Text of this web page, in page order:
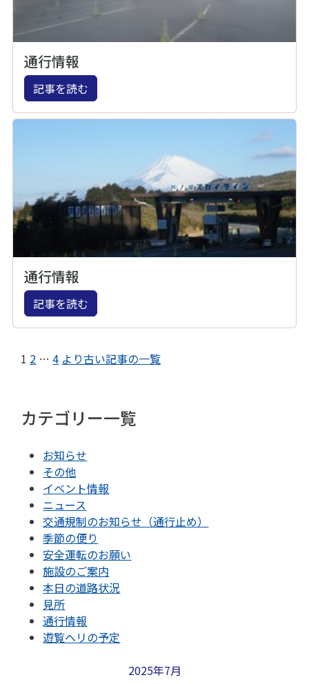
通行情報
記事を読む
通行情報
記事を読む
1 2 … 4 より古い記事の一覧
カテゴリー一覧
お知らせ
その他
イベント情報
ニュース
交通規制のお知らせ（通行止め）
季節の便り
安全運転のお願い
施設のご案内
本日の道路状況
見所
通行情報
遊覧ヘリの予定
2025年7月